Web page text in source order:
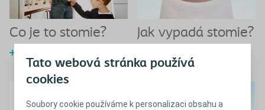
Tato webová stránka používá
cookies
Soubory cookie používáme k personalizaci obsahu a
Co je to stomie? Jak vypadá stomie?